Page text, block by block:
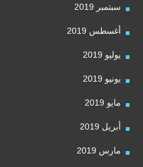
سبتمبر 2019
أغسطس 2019
يوليو 2019
يونيو 2019
مايو 2019
أبريل 2019
مارس 2019